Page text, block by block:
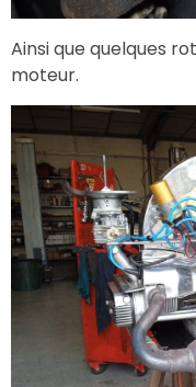
Ainsi que quelques
moteur.